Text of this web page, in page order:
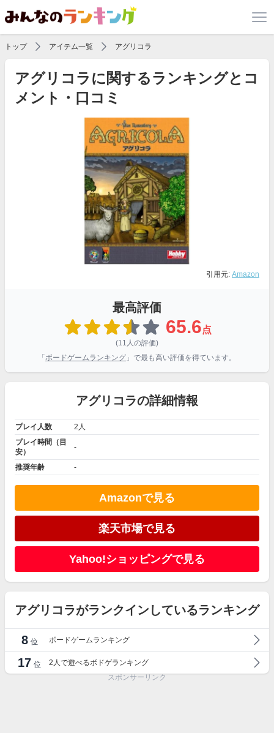
トップ アイテム一覧 アグリコラ
アグリコラに関するランキングとコ
メント・口コミ
引用元: Amazon
最高評価
65.6点
(11人の評価)
「 ボードゲームランキング 」で最も高い評価を得ています。
アグリコラの詳細情報
プレイ人数
2人
プレイ時間（目
安）
-
推奨年齢 -
Amazonで見る
楽天市場で見る
Yahoo!ショッピングで見る
アグリコラがランクインしているランキング
8 位 ボードゲームランキング
17 位
2人で遊べるボドゲランキング
スポンサーリンク